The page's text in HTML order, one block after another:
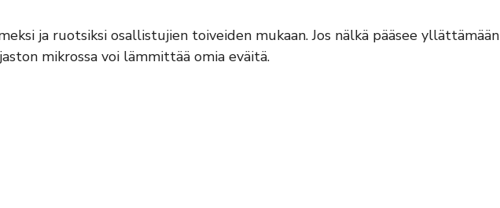
ja ruotsiksi osallistujien toiveiden mukaan. Jos nälkä pääsee yllättämään
mikrossa voi lämmittää omia eväitä.